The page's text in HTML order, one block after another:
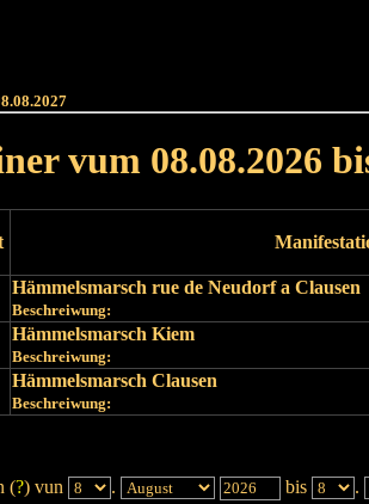
vum 08.08.2026
Hämmelsmarsch rue de Neudorf a Clausen
Beschreiwung:
Hämmelsmarsch Kiem
Beschreiwung:
Hämmelsmarsch Clausen
Beschreiwung:
(?) vun . bis .